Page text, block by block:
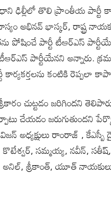
ఢిల్లీలో తొలి ప్రాంతీయ పార్టీ
అభినవ్ భాస్కర్, రాష్ట్ర
పోషించే పార్టీ టీఆర్ఎస్
పార్టీయేనని అన్నారు.
కంటికి రెప్పలా
చుట్టడం జరిగిందని
చేయడం జరుగుతుందని
అధ్యక్షులు రాంరాజ్ , కేఎస్బీ
కొటేశ్వర్, సమ్మయ్య, నవీన్,
శ్రీకాంత్, యూత్